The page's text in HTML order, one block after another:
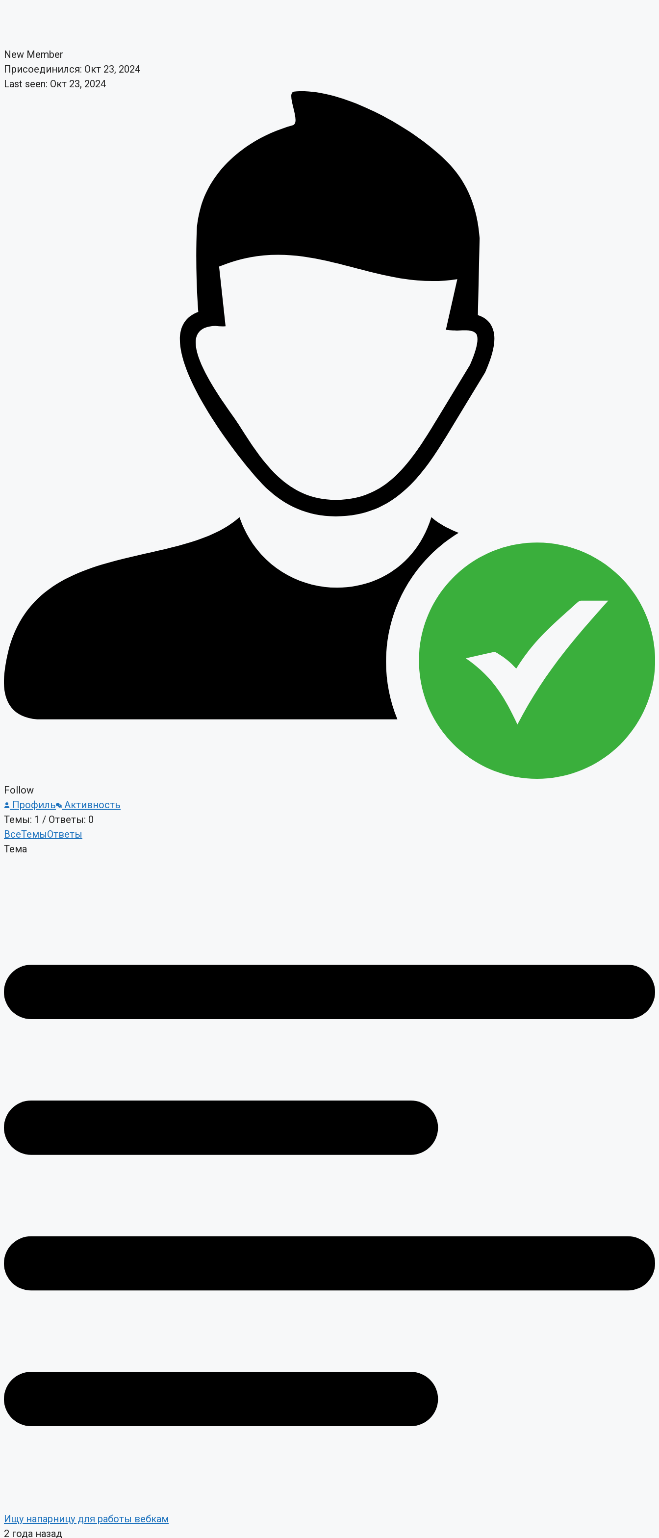
New Member
Присоединился: Окт 23, 2024
Last seen: Окт 23, 2024
Follow
Профиль
Активность
Темы: 1 / Ответы: 0
ВсеТемыОтветы
Тема
Ищу напарницу для работы вебкам
2 года назад